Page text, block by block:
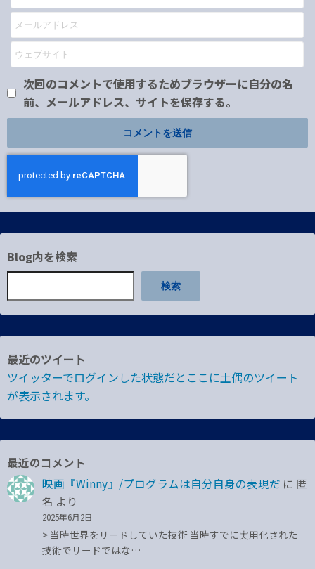
次回のコメントで使用するためブラウザーに自分の名
前、メールアドレス、サイトを保存する。
Blog内を検索
検索
最近のツイート
ツイッターでログインした状態だとここに土偶のツイート
が表示されます。
最近のコメント
映画『Winny』/プログラムは自分自身の表現だ に 匿
名 より
2025年6月2日
> 当時世界をリードしていた技術 当時すでに実用化された
技術でリードではな…